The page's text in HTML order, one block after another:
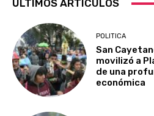
ÚLTIMOS ARTÍCULOS
POLITICA
San
movilizó a
de una
económica